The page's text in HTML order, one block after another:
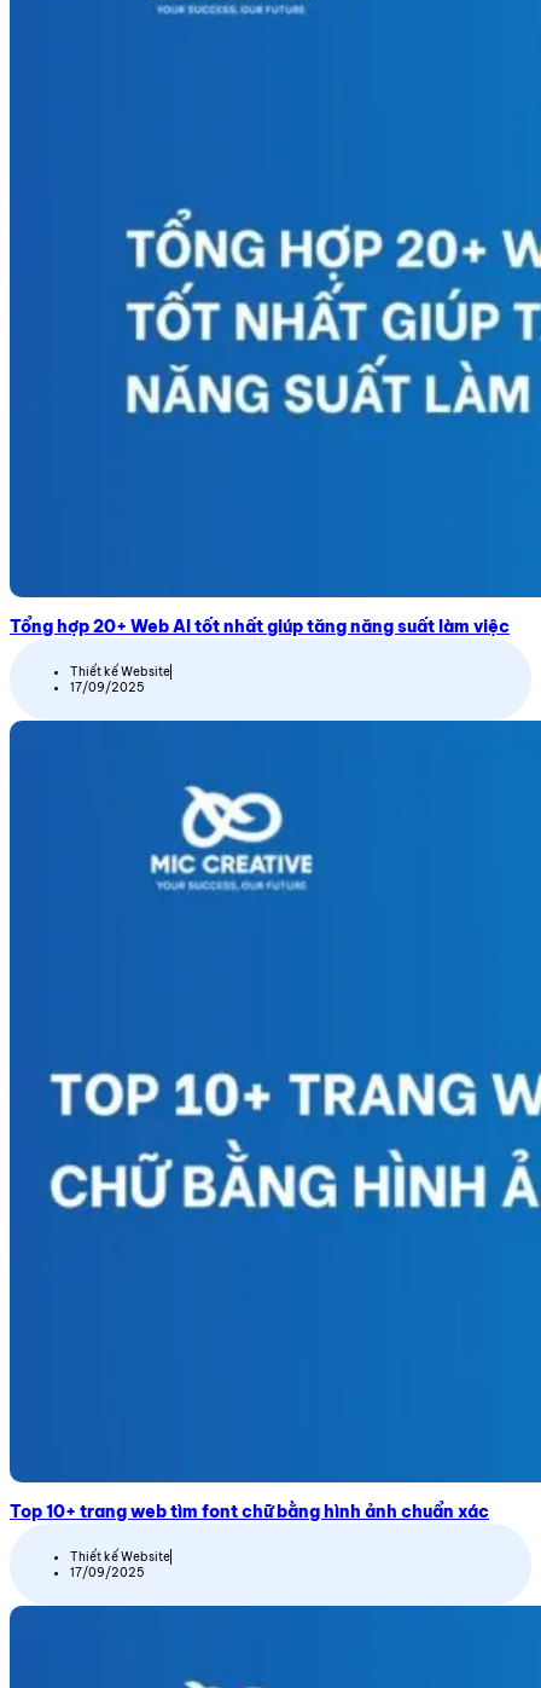
Tổng hợp 20+ Web AI tốt nhất giúp tăng năng suất làm việc
Thiết kế Website
17/09/2025
Top 10+ trang web tìm font chữ bằng hình ảnh chuẩn xác
Thiết kế Website
17/09/2025